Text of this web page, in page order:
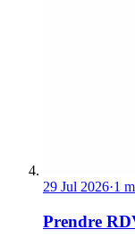
29 Jul 2026·1
Prendre